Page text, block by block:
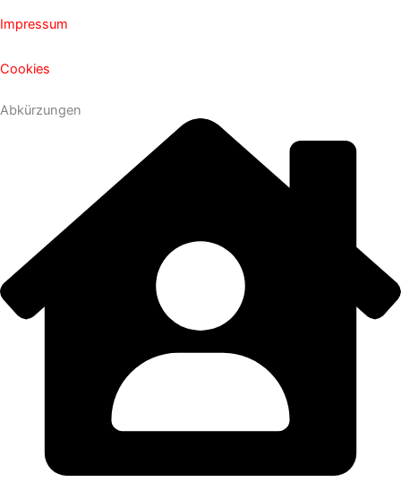
Impressum
Cookies
Abkürzungen